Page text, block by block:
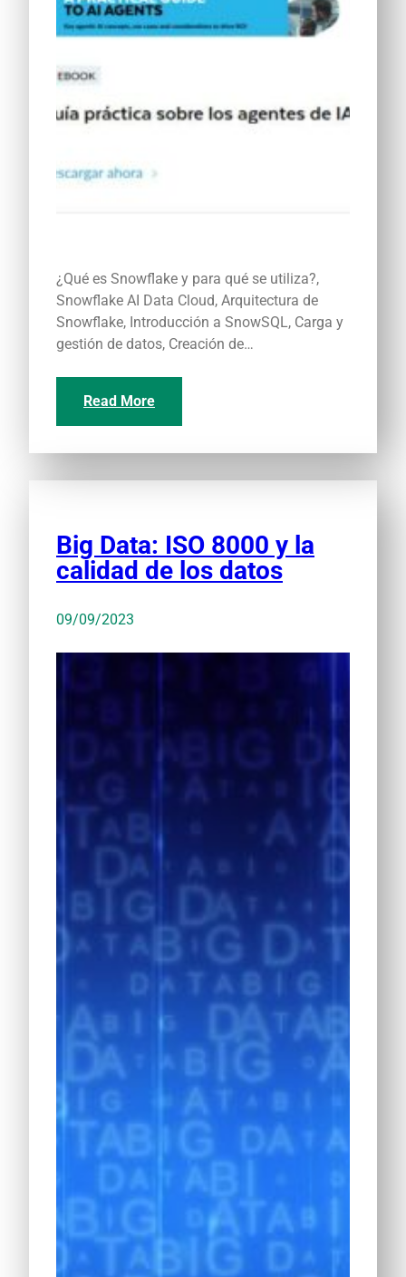
¿Qué es Snowflake y para qué se utiliza?,
Snowflake AI Data Cloud, Arquitectura de
Snowflake, Introducción a SnowSQL, Carga y
gestión de datos, Creación de…
Read More
Big Data: ISO 8000 y la
calidad de los datos
09/09/2023